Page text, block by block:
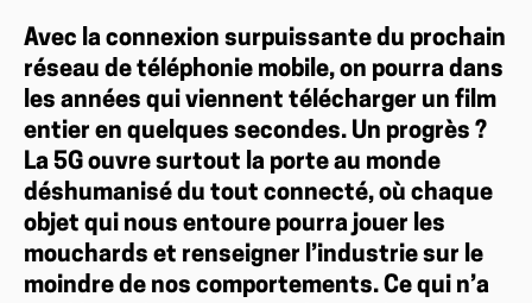
Avec la connexion surpuissante du prochain
réseau de téléphonie mobile, on pourra dans
les années qui viennent télécharger un film
entier en quelques secondes. Un progrès ?
La 5G ouvre surtout la porte au monde
déshumanisé du tout connecté, où chaque
objet qui nous entoure pourra jouer les
mouchards et renseigner l’industrie sur le
moindre de nos comportements. Ce qui n’a